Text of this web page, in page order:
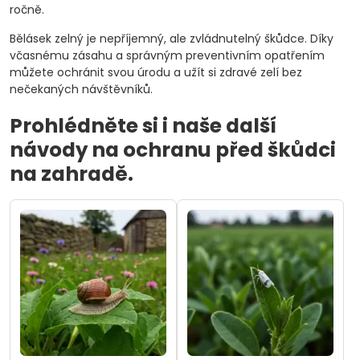
ročně.
Bělásek zelný je nepříjemný, ale zvládnutelný škůdce. Díky
včasnému zásahu a správným preventivním opatřením
můžete ochránit svou úrodu a užít si zdravé zelí bez
nečekaných návštěvníků.
Prohlédněte si i naše další
návody na ochranu před škůdci
na zahradě.